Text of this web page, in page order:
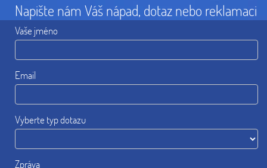
Napište nám Váš nápad, dotaz nebo reklamaci
Vaše jméno
Email
Vyberte typ dotazu
Zpráva